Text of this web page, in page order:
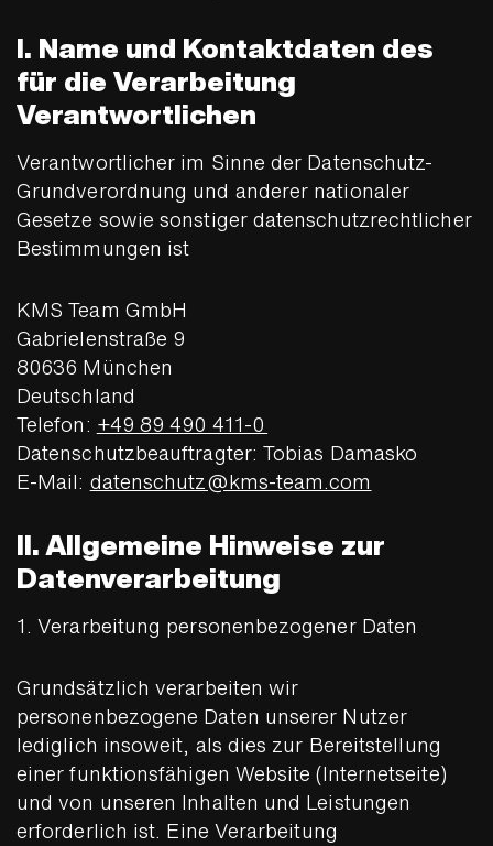
I. Name und Kontaktdaten des
für die Verarbeitung
Verantwortlichen
Verantwortlicher im Sinne der Datenschutz-
Grundverordnung und anderer nationaler
Gesetze sowie sonstiger datenschutzrechtlicher
Bestimmungen ist
KMS Team GmbH
Gabrielenstraße 9
80636 München
Deutschland
Telefon: +49 89 490 411-0
Datenschutzbeauftragter: Tobias Damasko
E-Mail: datenschutz@kms-team.com
II. Allgemeine Hinweise zur
Datenverarbeitung
1. Verarbeitung personenbezogener Daten
Grundsätzlich verarbeiten wir
personenbezogene Daten unserer Nutzer
lediglich insoweit, als dies zur Bereitstellung
einer funktionsfähigen Website (Internetseite)
und von unseren Inhalten und Leistungen
erforderlich ist. Eine Verarbeitung